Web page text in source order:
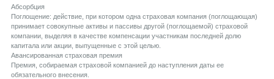
Aбсорбция
Поглощение: действие, при котором одна страховая компания (поглощающая)
принимает совокупные активы и пассивы другой (поглощаемой) страховой
компании, выделяя в качестве компенсации участникам последней долю
капитала или акции, выпущенные с этой целью.
Aвансированная страховая премия
Премия, собираемая страховой компанией до наступления даты ее
обязательного внесения.